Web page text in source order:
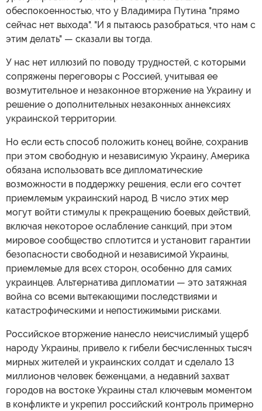
обеспокоенностью, что у Владимира Путина "прямо
сейчас нет выхода". "И я пытаюсь разобраться, что нам с
этим делать" — сказали вы тогда.
У нас нет иллюзий по поводу трудностей, с которыми
сопряжены переговоры с Россией, учитывая ее
возмутительное и незаконное вторжение на Украину и
решение о дополнительных незаконных аннексиях
украинской территории.
Но если есть способ положить конец войне, сохранив
при этом свободную и независимую Украину, Америка
обязана использовать все дипломатические
возможности в поддержку решения, если его сочтет
приемлемым украинский народ. В число этих мер
могут войти стимулы к прекращению боевых действий,
включая некоторое ослабление санкций, при этом
мировое сообщество сплотится и установит гарантии
безопасности свободной и независимой Украины,
приемлемые для всех сторон, особенно для самих
украинцев. Альтернатива дипломатии — это затяжная
война со всеми вытекающими последствиями и
катастрофическими и непостижимыми рисками.
Российское вторжение нанесло неисчислимый ущерб
народу Украины, привело к гибели бесчисленных тысяч
мирных жителей и украинских солдат и сделало 13
миллионов человек беженцами, а недавний захват
городов на востоке Украины стал ключевым моментом
в конфликте и укрепил российский контроль примерно